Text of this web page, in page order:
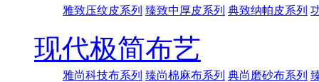
雅致压纹皮系列 臻致中厚皮系列 典致纳帕皮系列
现代极简布艺
雅尚科技布系列 臻尚棉麻布系列 典尚磨砂布系列